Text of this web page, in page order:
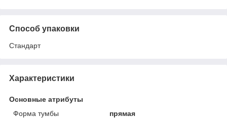
Способ упаковки
Стандарт
Характеристики
Основные атрибуты
Форма тумбы
прямая